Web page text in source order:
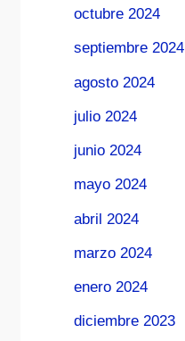
octubre 2024
septiembre 2024
agosto 2024
julio 2024
junio 2024
mayo 2024
abril 2024
marzo 2024
enero 2024
diciembre 2023